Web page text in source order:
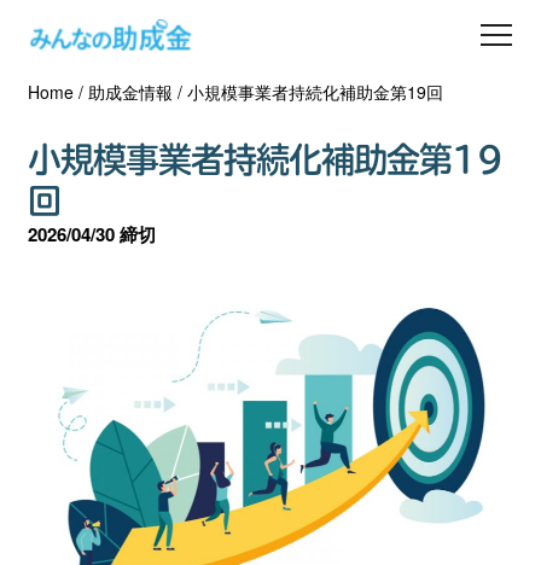
助成金を探す
士業の方へ
助成金コラム
ダウンロード
会員登録
ログイン
Home/ 助成金情報 / 小規模事業者持続化補助金第19回
小規模事業者持続化補助金第19
回
2026/04/30 締切